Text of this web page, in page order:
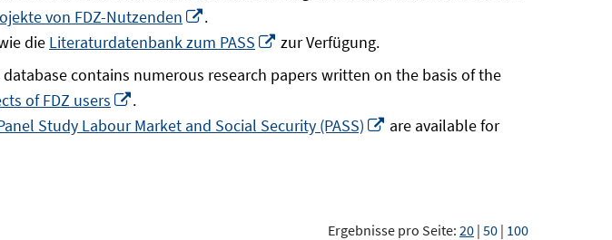
von FDZ-Nutzenden
In
neuem
.
die Literaturdatenbank zum PASS
In
öffnen
zur Verfügung.
contains numerous research papers written on the basis of the
of FDZ users
In
neuem
.
Study Labour Market and Social Security (PASS)
In
are available for
Ergebnisse pro Seite: 20 | 50 | 100